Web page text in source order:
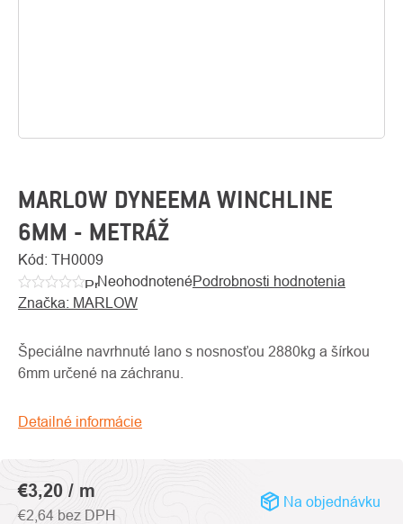
MARLOW DYNEEMA WINCHLINE
6MM - METRÁŽ
Kód: TH0009
Priemerné
hodnotenie
je
0,0
5
NeohodnotenéPodrobnosti hodnotenia
Značka: MARLOW
Špeciálne navrhnuté lano s nosnosťou 2880kg a šírkou
6mm určené na záchranu.
Detailné informácie
€3,20 / m
€2,64 bez DPH
Na objednávku